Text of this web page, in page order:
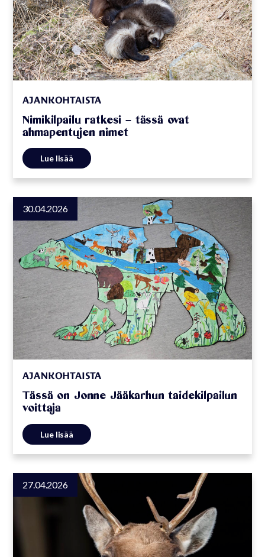
AJANKOHTAISTA
Nimikilpailu ratkesi – tässä ovat
ahmapentujen nimet
Lue lisää
30.04.2026
AJANKOHTAISTA
Tässä on Jonne Jääkarhun taidekilpailun
voittaja
Lue lisää
27.04.2026